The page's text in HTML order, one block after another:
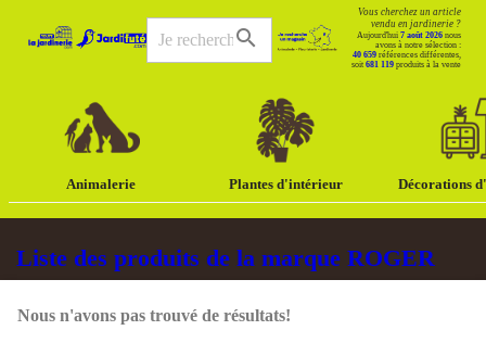
search
Vous cherchez un article
vendu en jardinerie ?
Aujourd'hui 7 août 2026 nous
avons à notre sélection :
40 659 références différentes,
soit 681 119 produits à la vente
Animalerie Plantes d'intérieur Décorations
Liste des produits de la marque ROGER
Nous n'avons pas trouvé de résultats!